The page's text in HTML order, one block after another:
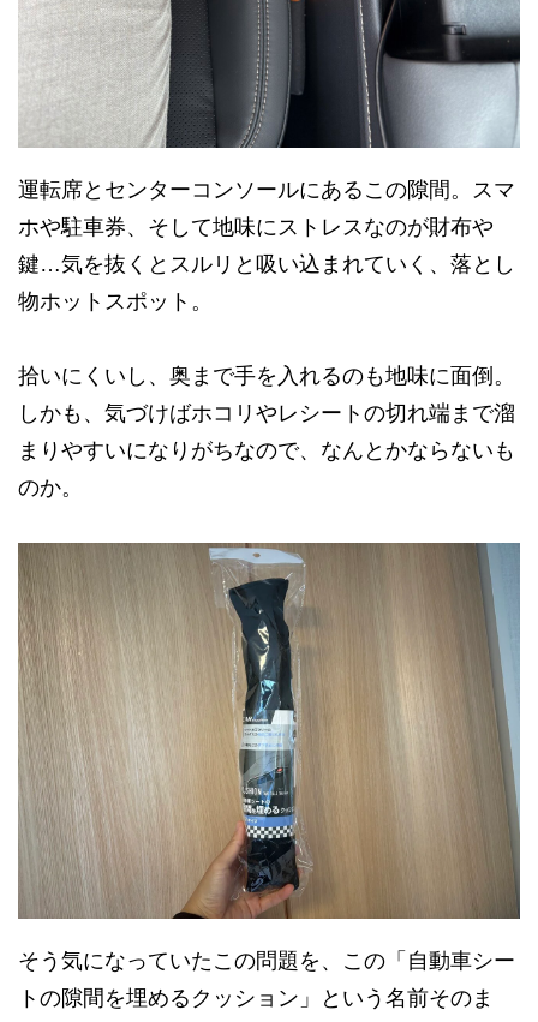
運転席とセンターコンソールにあるこの隙間。スマ
ホや駐車券、そして地味にストレスなのが財布や
鍵…気を抜くとスルリと吸い込まれていく、落とし
物ホットスポット。
拾いにくいし、奥まで手を入れるのも地味に面倒。
しかも、気づけばホコリやレシートの切れ端まで溜
まりやすいになりがちなので、なんとかならないも
のか。
そう気になっていたこの問題を、この「自動車シー
トの隙間を埋めるクッション」という名前そのま